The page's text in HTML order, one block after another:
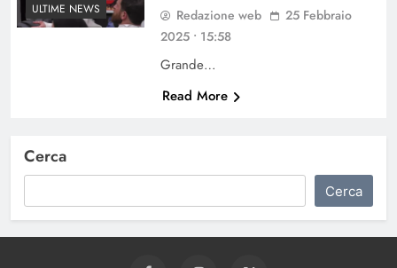
ULTIME NEWS
Redazione web
25 Febbraio
2025 • 15:58
Grande…
Read More
Cerca
Cerca